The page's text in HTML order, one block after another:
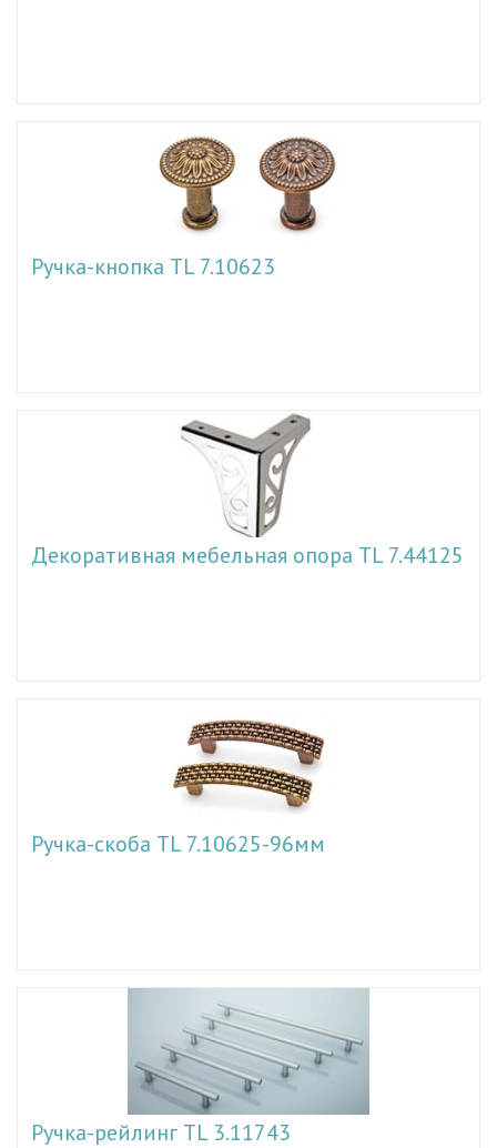
Ручка-кнопка TL 7.10623
Декоративная мебельная опора TL 7.44125
Ручка-скоба TL 7.10625-96мм
Ручка-рейлинг TL 3.11743